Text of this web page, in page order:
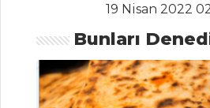
Sirkencübin
Şalgam Sulu
Ayran
19 Nisan 2022
Bunları